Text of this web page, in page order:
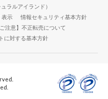
ラルアイランド）
表示
情報セキュリティ基本方針
ご注意】不正転売について
に対する基本方針